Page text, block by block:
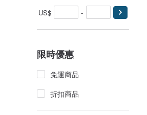
US$ -
限時優惠
免運商品
折扣商品